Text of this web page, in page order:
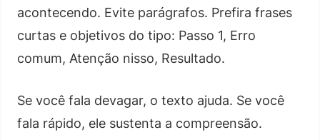
acontecendo. Evite parágrafos. Prefira frases
curtas e objetivos do tipo: Passo 1, Erro
comum, Atenção nisso, Resultado.
Se você fala devagar, o texto ajuda. Se você
fala rápido, ele sustenta a compreensão.